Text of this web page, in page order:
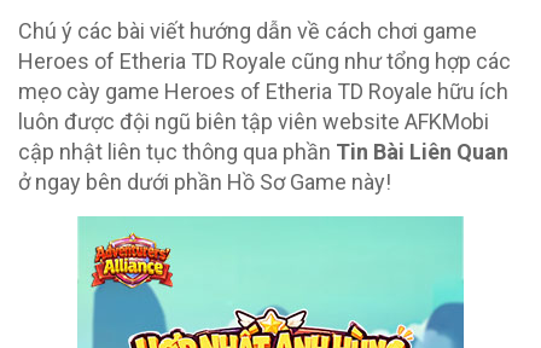
Chú ý các bài viết hướng dẫn về cách chơi game
Heroes of Etheria TD Royale cũng như tổng hợp các
mẹo cày game Heroes of Etheria TD Royale hữu ích
luôn được đội ngũ biên tập viên website AFKMobi
cập nhật liên tục thông qua phần Tin Bài Liên Quan
ở ngay bên dưới phần Hồ Sơ Game này!